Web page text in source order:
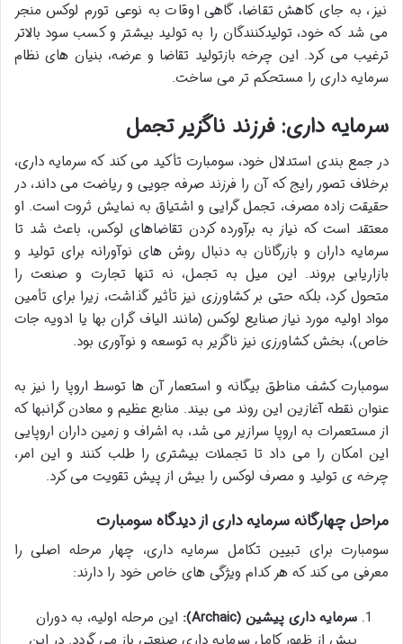
نیز، به جای کاهش تقاضا، گاهی اوقات به نوعی تورم لوکس منجر
می شد که خود، تولیدکنندگان را به تولید بیشتر و کسب سود بالاتر
ترغیب می کرد. این چرخه بازتولید تقاضا و عرضه، بنیان های نظام
سرمایه داری را مستحکم تر می ساخت.
سرمایه داری: فرزند ناگزیر تجمل
در جمع بندی استدلال خود، سومبارت تأکید می کند که سرمایه داری،
برخلاف تصور رایج که آن را فرزند صرفه جویی و ریاضت می داند، در
حقیقت زاده مصرف، تجمل گرایی و اشتیاق به نمایش ثروت است. او
معتقد است که نیاز به برآورده کردن تقاضاهای لوکس، باعث شد تا
سرمایه داران و بازرگانان به دنبال روش های نوآورانه برای تولید و
بازاریابی بروند. این میل به تجمل، نه تنها تجارت و صنعت را
متحول کرد، بلکه حتی بر کشاورزی نیز تأثیر گذاشت، زیرا برای تأمین
مواد اولیه مورد نیاز صنایع لوکس (مانند الیاف گران بها یا ادویه جات
خاص)، بخش کشاورزی نیز ناگزیر به توسعه و نوآوری بود.
سومبارت کشف مناطق بیگانه و استعمار آن ها توسط اروپا را نیز به
عنوان نقطه آغازین این روند می بیند. منابع عظیم و معادن گرانبها که
از مستعمرات به اروپا سرازیر می شد، به اشراف و زمین داران اروپایی
این امکان را می داد تا تجملات بیشتری را طلب کنند و این امر،
چرخه ی تولید و مصرف لوکس را بیش از پیش تقویت می کرد.
مراحل چهارگانه سرمایه داری از دیدگاه سومبارت
سومبارت برای تبیین تکامل سرمایه داری، چهار مرحله اصلی را
معرفی می کند که هر کدام ویژگی های خاص خود را دارند:
سرمایه داری پیشین (Archaic):
این مرحله اولیه، به دوران